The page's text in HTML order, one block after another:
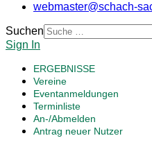
webmaster@schach-
Suchen
Sign In
ERGEBNISSE
Vereine
Eventanmeldungen
Terminliste
An-/Abmelden
Antrag neuer Nutzer